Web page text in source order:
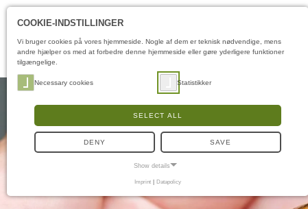
COOKIE-INDSTILLINGER
Vi bruger cookies på vores hjemmeside. Nogle af dem er teknisk nødvendige, mens
andre hjælper os med at forbedre denne hjemmeside eller gøre yderligere funktioner
tilgængelige.
Necessary cookies Statistikker
SELECT ALL
DENY SAVE
Show details
Nødvendige cookies muliggør grundlæggende funktioner og er nødvendige for, at
Imprint | Datapolicy